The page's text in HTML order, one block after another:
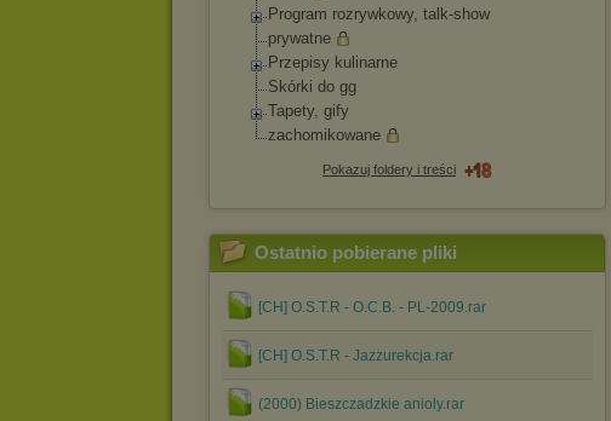
Program rozrywkowy, talk-show
prywatne
Przepisy kulinarne
Skórki do gg
Tapety, gify
zachomikowane
Pokazuj foldery i treści
Ostatnio pobierane pliki
[CH] O.S.T.R - O.C.B. - PL-2009.rar
[CH] O.S.T.R - Jazzurekcja.rar
(2000) Bieszczadzkie anioly.rar